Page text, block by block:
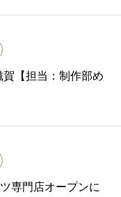
【担当：制作部め
専門店オープンに